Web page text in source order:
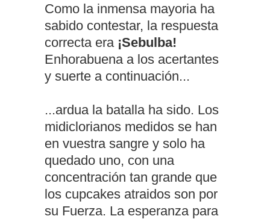
Como la inmensa mayoria ha
sabido contestar, la respuesta
correcta era ¡Sebulba!
Enhorabuena a los acertantes
y suerte a continuación...
...ardua la batalla ha sido. Los
midiclorianos medidos se han
en vuestra sangre y solo ha
quedado uno, con una
concentración tan grande que
los cupcakes atraidos son por
su Fuerza. La esperanza para